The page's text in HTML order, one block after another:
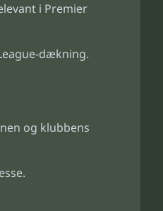
i Premier
dækning.
og klubbens